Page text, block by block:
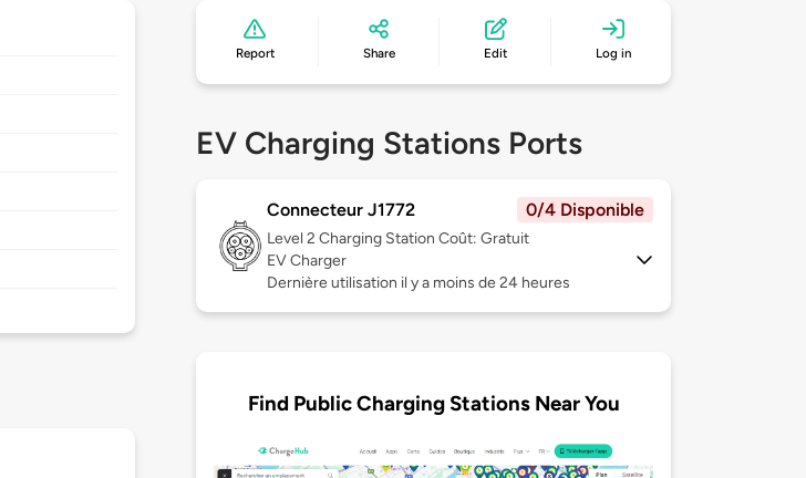
Report Share Edit Log in
EV Charging Stations Ports
Connecteur J1772 0/4 Disponible
Level 2 Charging Station Coût: Gratuit
EV Charger
Dernière utilisation il y a moins de 24 heures
Find Public Charging Stations Near You